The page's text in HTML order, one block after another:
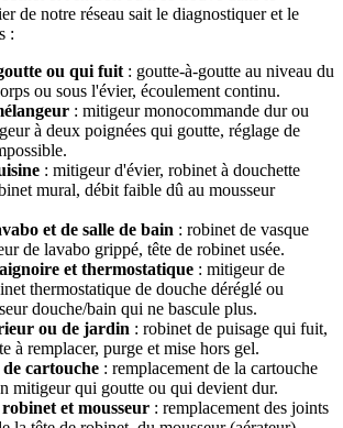
de notre réseau sait le diagnostiquer et le
:
ou qui fuit : goutte-à-goutte au niveau du
ou sous l'évier, écoulement continu.
: mitigeur monocommande dur ou
à deux poignées qui goutte, réglage de
: mitigeur d'évier, robinet à douchette
mural, débit faible dû au mousseur
et de salle de bain : robinet de vasque
de lavabo grippé, tête de robinet usée.
et thermostatique : mitigeur de
thermostatique de douche déréglé ou
douche/bain qui ne bascule plus.
ou de jardin : robinet de puisage qui fuit,
à remplacer, purge et mise hors gel.
cartouche : remplacement de la cartouche
mitigeur qui goutte ou qui devient dur.
et mousseur : remplacement des joints